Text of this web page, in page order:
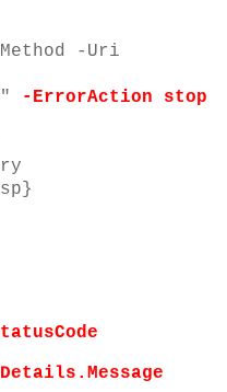
-Uri
-ErrorAction stop